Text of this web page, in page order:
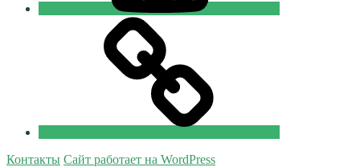
Православные
Добровольцы
Контакты Сайт работает на WordPress